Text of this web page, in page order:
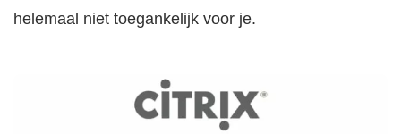
helemaal niet toegankelijk voor je.